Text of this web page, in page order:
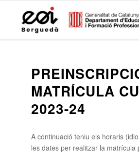
MATRÍCULA
2023-24
A continuació teniu els horaris
les dates per realitzar la matrícula